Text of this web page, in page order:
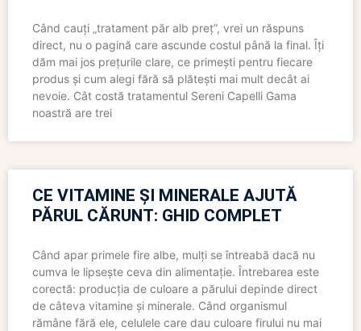
Când cauți „tratament păr alb preț”, vrei un răspuns
direct, nu o pagină care ascunde costul până la final. Îți
dăm mai jos prețurile clare, ce primești pentru fiecare
produs și cum alegi fără să plătești mai mult decât ai
nevoie. Cât costă tratamentul Sereni Capelli Gama
noastră are trei
CE VITAMINE ȘI MINERALE AJUTĂ
PĂRUL CĂRUNT: GHID COMPLET
Când apar primele fire albe, mulți se întreabă dacă nu
cumva le lipsește ceva din alimentație. Întrebarea este
corectă: producția de culoare a părului depinde direct
de câteva vitamine și minerale. Când organismul
rămâne fără ele, celulele care dau culoare firului nu mai